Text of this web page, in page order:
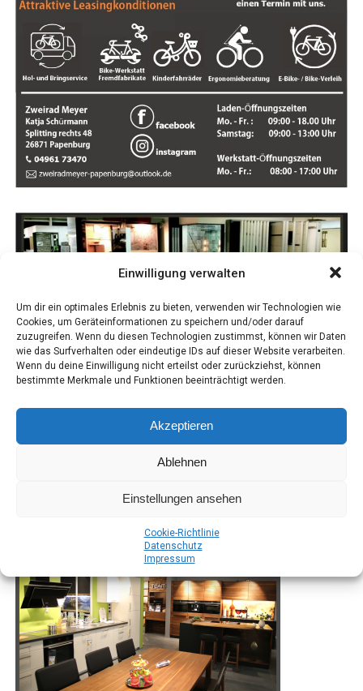
Einwilligung verwalten
Um dir ein optimales Erlebnis zu bieten, verwenden wir Technologien wie
Cookies, um Geräteinformationen zu speichern und/oder darauf
zuzugreifen. Wenn du diesen Technologien zustimmst, können wir Daten
wie das Surfverhalten oder eindeutige IDs auf dieser Website verarbeiten.
Wenn du deine Einwilligung nicht erteilst oder zurückziehst, können
bestimmte Merkmale und Funktionen beeinträchtigt werden.
Akzeptieren
Ablehnen
Einstellungen ansehen
Coo­kie-Richt­li­nie
Daten­schutz
Impres­sum
die Ermitt­lun­gen zurHer­kunft der Feu­er­werks­kör­per
sowie zur
Ver­ant­wort­lich­keit der Täter